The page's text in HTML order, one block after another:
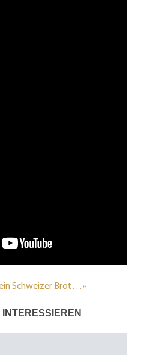
Schweizer Brot…»